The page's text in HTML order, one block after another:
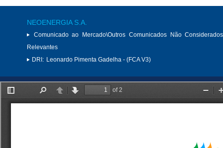
NEOENERGIA S.A.
Comunicado ao Mercado\Outros Comunicados Não
Relevantes
DRI: Leonardo Pimenta Gadelha - (FCA V3)